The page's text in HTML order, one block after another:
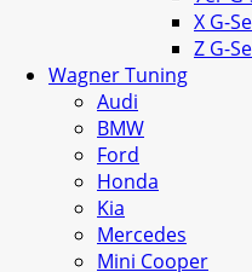
X G-
Z G-
Wagner Tuning
Audi
BMW
Ford
Honda
Kia
Mercedes
Mini Cooper